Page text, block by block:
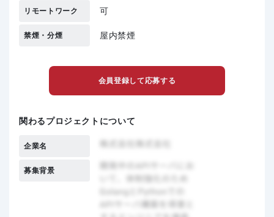
リモートワーク 可
禁煙・分煙 屋内禁煙
会員登録して応募する
関わるプロジェクトについて
企業名
募集背景